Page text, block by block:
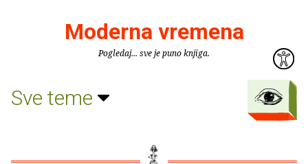
Moderna vremena
Pogledaj... sve je puno knjiga.
Sve teme